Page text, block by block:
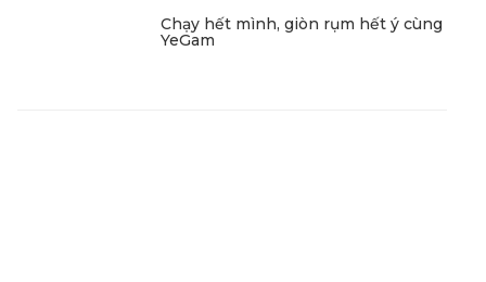
Chạy hết mình, giòn rụm hết ý cùng
YeGam